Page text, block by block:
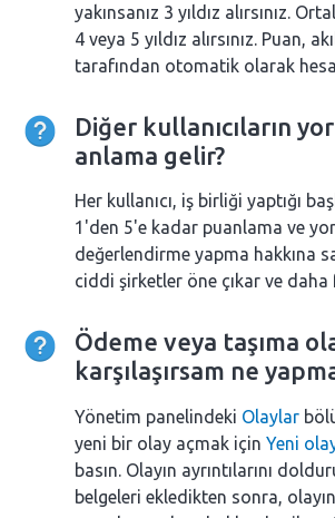
yakınsanız 3 yıldız alırsınız.
4 veya 5 yıldız alırsınız. Puan,
tarafından otomatik olarak
Diğer kullanıcıların
anlama gelir?
Her kullanıcı, iş birliği yaptığı
1'den 5'e kadar puanlama ve
değerlendirme yapma hakkına
ciddi şirketler öne çıkar ve daha
Ödeme veya taşıma
karşılaşırsam ne
Yönetim panelindeki Olaylar
yeni bir olay açmak için Yeni
basın. Olayın ayrıntılarını
belgeleri ekledikten sonra,